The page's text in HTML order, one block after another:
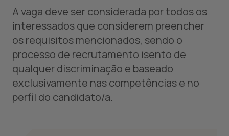
A vaga deve ser considerada por todos os
interessados que considerem preencher
os requisitos mencionados, sendo o
processo de recrutamento isento de
qualquer discriminação e baseado
exclusivamente nas competências e no
perfil do candidato/a.